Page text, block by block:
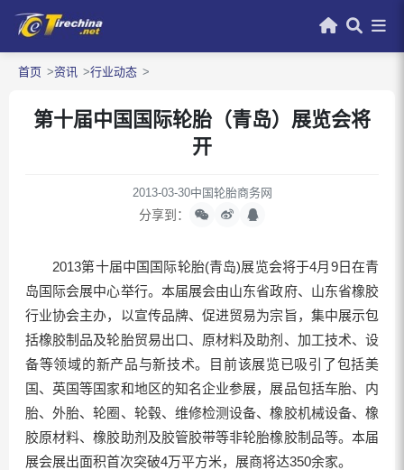
首页 资讯 行业动态
第十届中国国际轮胎（青岛）展览会将
开
2013-03-30中国轮胎商务网
分享到：
2013第十届中国国际轮胎(青岛)展览会将于4月9日在青
岛国际会展中心举行。本届展会由山东省政府、山东省橡胶
行业协会主办，以宣传品牌、促进贸易为宗旨，集中展示包
括橡胶制品及轮胎贸易出口、原材料及助剂、加工技术、设
备等领域的新产品与新技术。目前该展览已吸引了包括美
国、英国等国家和地区的知名企业参展，展品包括车胎、内
胎、外胎、轮圈、轮毂、维修检测设备、橡胶机械设备、橡
胶原材料、橡胶助剂及胶管胶带等非轮胎橡胶制品等。本届
展会展出面积首次突破4万平方米，展商将达350余家。